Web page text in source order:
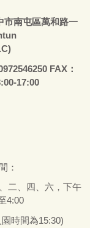
市南屯區萬和路一
FAX：
17:00
：
二、四、六，下午
4:00
時間為15:30)